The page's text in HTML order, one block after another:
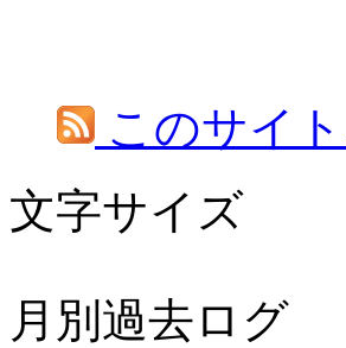
このサイ
文字サイズ
月別過去ログ